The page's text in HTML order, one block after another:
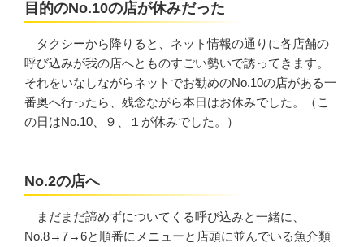
目的のNo.10の店が休みだった
タクシーから降りると、ネット情報の通りに各店舗の
呼び込みが我の店へとものすごい勢いで誘ってきます。
それをいなしながらネットでお勧めのNo.10の店がある一
番奥へ行ったら、残念ながら本日はお休みでした。（こ
の日はNo.10、９、１が休みでした。）
No.2の店へ
まだまだ諦めずについてくる呼び込みと一緒に、
No.8→7→6と順番にメニューと店頭に並んでいる魚介類